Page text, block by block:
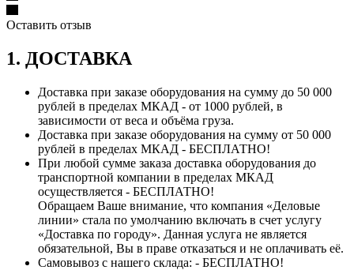
Оставить отзыв
1. ДОСТАВКА
Доставка при заказе оборудования на сумму до 50 000
рублей в пределах МКАД - от 1000 рублей, в
зависимости от веса и объёма груза.
Доставка при заказе оборудования на сумму от 50 000
рублей в пределах МКАД - БЕСПЛАТНО!
При любой сумме заказа доставка оборудования до
транспортной компании в пределах МКАД
осуществляется - БЕСПЛАТНО!
Обращаем Ваше внимание, что компания «Деловые
линии» стала по умолчанию включать в счет услугу
«Доставка по городу». Данная услуга не является
обязательной, Вы в праве отказаться и не оплачивать её.
Самовывоз с нашего склада: - БЕСПЛАТНО!